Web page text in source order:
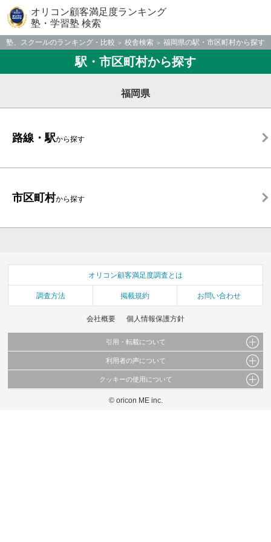
オリコン顧客満足度ランキング
塾・学習塾 検索
塾、スクールのランキング・比較 校舎検索 福岡県の駅・市区町村から探す
駅・市区町村から探す
福岡県
路線・駅から探す
市区町村から探す
オリコン顧客満足度調査とは
調査方法 掲載規約 お問い合わせ
会社概要 個人情報保護方針
引用・転載について
当サイトで公開されている情報（文字、写真、イラスト、画像データ等）及びこれらの配
これらの情報を権利者の許可なく無断転載・複製などの二次利用を行うことは固く禁じて
利用者の声について
当サイトに掲載している内容はすべてサービスの利用者が提出された見解・感想です。
弊社の見解・ 意見ではないことをご理解いただいた上でご覧ください。
クッキーの使用について
このサイトでは Cookie を使用して、ユーザーに合わせたコンテンツや広告の表示、ソー
© oricon ME inc.